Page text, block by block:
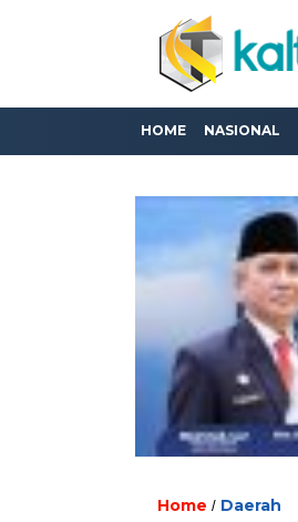
HOME NASIONAL
Home / Daerah